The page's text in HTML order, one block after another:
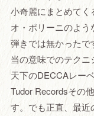
小奇麗にまとめてく
オ・ポリーニのよ
弾きでは無かった
当の意味でのテクニ
天下のDECCAレー
Tudor Recordsその
す。でも正直、最近